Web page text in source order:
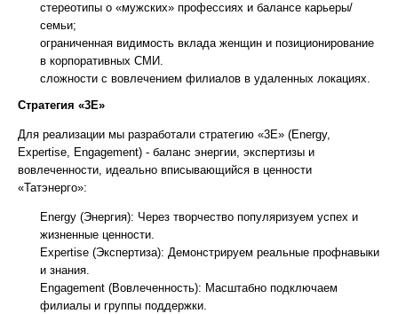
стереотипы о «мужских» профессиях и балансе карьеры/
семьи;
ограниченная видимость вклада женщин и позиционирование
в корпоративных СМИ.
сложности с вовлечением филиалов в удаленных локациях.
Стратегия «3E»
Для реализации мы разработали стратегию «3E» (Energy,
Expertise, Engagement) - баланс энергии, экспертизы и
вовлеченности, идеально вписывающийся в ценности
«Татэнерго»:
Energy (Энергия): Через творчество популяризуем успех и
жизненные ценности.
Expertise (Экспертиза): Демонстрируем реальные профнавыки
и знания.
Engagement (Вовлеченность): Масштабно подключаем
филиалы и группы поддержки.